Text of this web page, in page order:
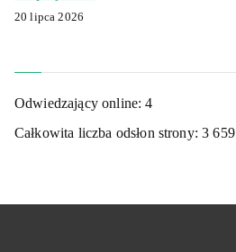
20 lipca 2026
Odwiedzający online:4
Całkowita liczba odsłon strony:3 659